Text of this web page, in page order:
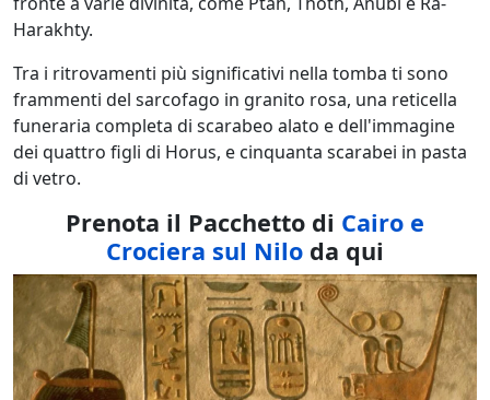
Harakhty.
Tra i ritrovamenti più significativi nella tomba ti sono
frammenti del sarcofago in granito rosa, una reticella
funeraria completa di scarabeo alato e dell'immagine
dei quattro figli di Horus, e cinquanta scarabei in pasta
di vetro.
Prenota il Pacchetto di Cairo e
Crociera sul Nilo da qui